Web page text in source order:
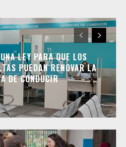
LEY PARA QUE LOS
PUEDAN RENOVAR LA
DE CONDUCIR